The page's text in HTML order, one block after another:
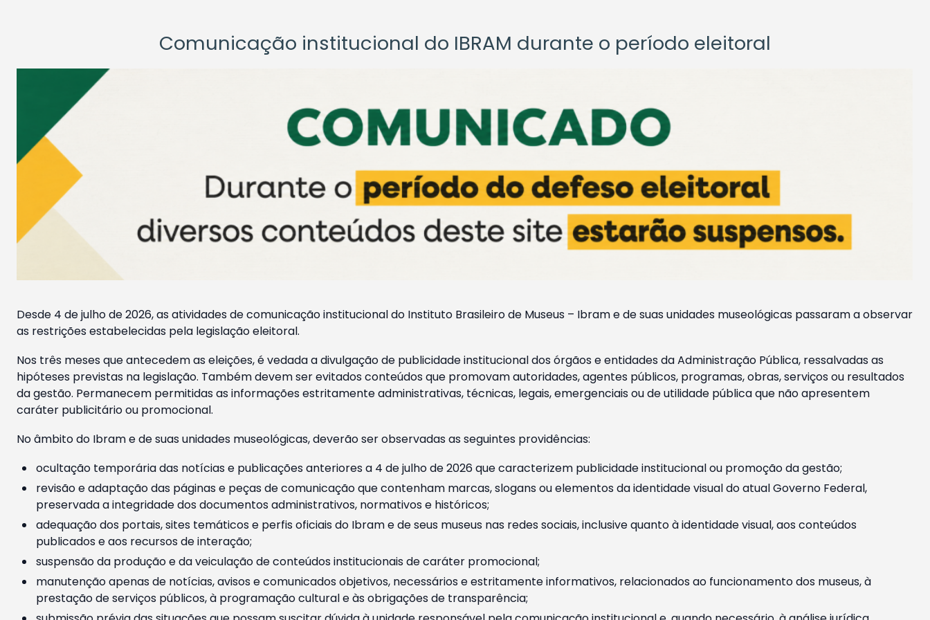
Comunicação institucional do IBRAM durante o período eleitoral
Desde 4 de julho de 2026, as atividades de comunicação institucional do Instituto Brasileiro de Museus – Ibram e de suas unidades museológicas passaram a observar
as restrições estabelecidas pela legislação eleitoral.
Nos três meses que antecedem as eleições, é vedada a divulgação de publicidade institucional dos órgãos e entidades da Administração Pública, ressalvadas as
hipóteses previstas na legislação. Também devem ser evitados conteúdos que promovam autoridades, agentes públicos, programas, obras, serviços ou resultados
da gestão. Permanecem permitidas as informações estritamente administrativas, técnicas, legais, emergenciais ou de utilidade pública que não apresentem
caráter publicitário ou promocional.
No âmbito do Ibram e de suas unidades museológicas, deverão ser observadas as seguintes providências:
ocultação temporária das notícias e publicações anteriores a 4 de julho de 2026 que caracterizem publicidade institucional ou promoção da gestão;
revisão e adaptação das páginas e peças de comunicação que contenham marcas, slogans ou elementos da identidade visual do atual Governo Federal,
preservada a integridade dos documentos administrativos, normativos e históricos;
adequação dos portais, sites temáticos e perfis oficiais do Ibram e de seus museus nas redes sociais, inclusive quanto à identidade visual, aos conteúdos
publicados e aos recursos de interação;
suspensão da produção e da veiculação de conteúdos institucionais de caráter promocional;
manutenção apenas de notícias, avisos e comunicados objetivos, necessários e estritamente informativos, relacionados ao funcionamento dos museus, à
prestação de serviços públicos, à programação cultural e às obrigações de transparência;